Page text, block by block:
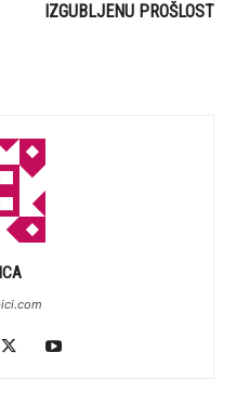
IZGUBLJENU PROŠLOST